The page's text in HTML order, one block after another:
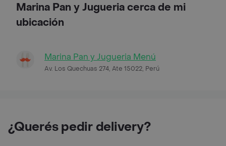
Marina Pan y Jugueria cerca de mi
ubicación
Marina Pan y Jugueria Menú
Av. Los Quechuas 274, Ate 15022, Perú
¿Querés pedir delivery?